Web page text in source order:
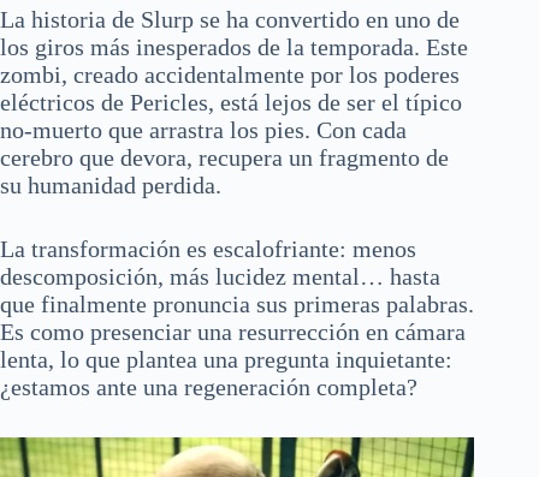
La historia de Slurp se ha convertido en uno de
los giros más inesperados de la temporada. Este
zombi, creado accidentalmente por los poderes
eléctricos de Pericles, está lejos de ser el típico
no-muerto que arrastra los pies. Con cada
cerebro que devora, recupera un fragmento de
su humanidad perdida.
La transformación es escalofriante: menos
descomposición, más lucidez mental… hasta
que finalmente pronuncia sus primeras palabras.
Es como presenciar una resurrección en cámara
lenta, lo que plantea una pregunta inquietante:
¿estamos ante una regeneración completa?